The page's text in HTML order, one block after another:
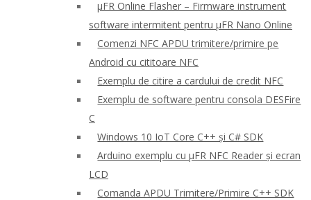
μFR Online Flasher – Firmware instrument
software intermitent pentru μFR Nano Online
Comenzi NFC APDU trimitere/primire pe
Android cu cititoare NFC
Exemplu de citire a cardului de credit NFC
Exemplu de software pentru consola DESFire
C
Windows 10 IoT Core C++ și C# SDK
Arduino exemplu cu μFR NFC Reader și ecran
LCD
Comanda APDU Trimitere/Primire C++ SDK